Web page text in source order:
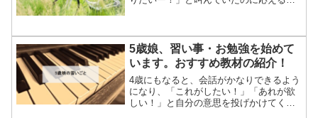
時にプレゼントし、かれこれ9ヶ月以上が
経過し、その間に5...
5歳娘、習い事・お勉強を始めて
います。おすすめ教材の紹介！
4歳にもなると、会話がかなりできるよう
になり、「これがしたい！」「あれが欲
しい！」と自分の意思を投げかけてくる